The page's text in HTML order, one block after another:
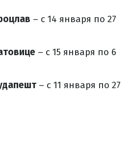
– с 14 января по 27
– с 15 января по 6
– с 11 января по 27